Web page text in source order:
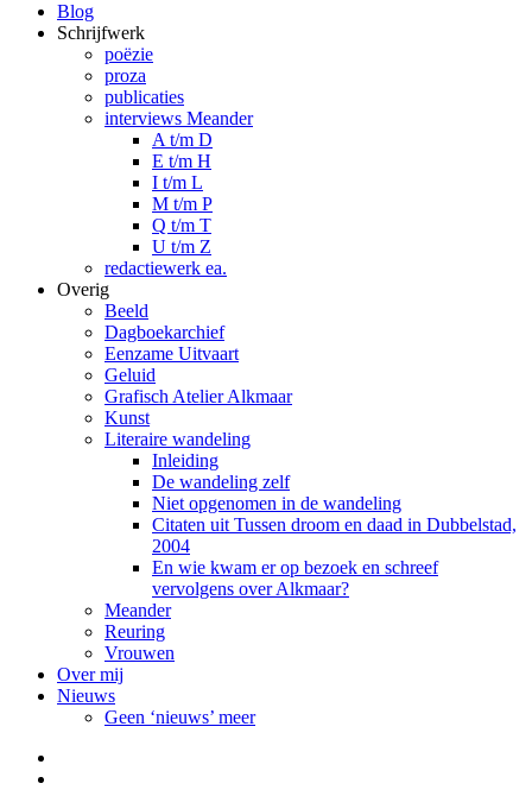
Blog
Schrijfwerk
poëzie
proza
publicaties
interviews Meander
A t/m D
E t/m H
I t/m L
M t/m P
Q t/m T
U t/m Z
redactiewerk ea.
Overig
Beeld
Dagboekarchief
Eenzame Uitvaart
Geluid
Grafisch Atelier Alkmaar
Kunst
Literaire wandeling
Inleiding
De wandeling zelf
Niet opgenomen in de wandeling
Citaten uit Tussen droom en daad in Dubbelstad,
2004
En wie kwam er op bezoek en schreef
vervolgens over Alkmaar?
Meander
Reuring
Vrouwen
Over mij
Nieuws
Geen ‘nieuws’ meer